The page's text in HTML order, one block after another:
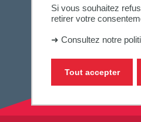
Si vous souhaitez
retirer votre
➜ Consultez notre
Tout accepter